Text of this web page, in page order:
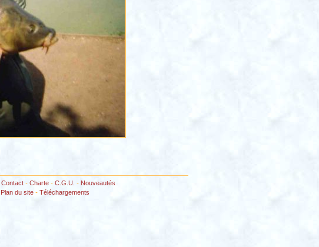
Contact- Charte- C.G.U. - Nouveautés
Plan du site - Téléchargements